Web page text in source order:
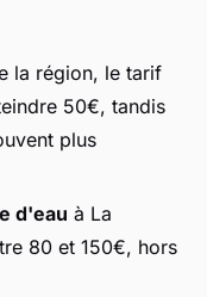
la région, le tarif
50€, tandis
plus
d'eau à La
80 et 150€, hors